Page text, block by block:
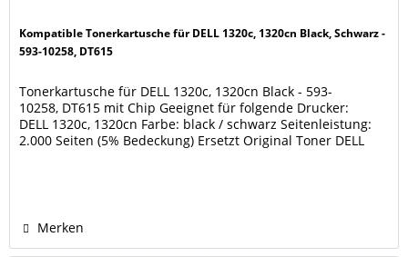
Kompatible Tonerkartusche für DELL 1320c, 1320cn Black, Schwarz -
593-10258, DT615
Tonerkartusche für DELL 1320c, 1320cn Black - 593-
10258, DT615 mit Chip Geeignet für folgende Drucker:
DELL 1320c, 1320cn Farbe: black / schwarz Seitenleistung:
2.000 Seiten (5% Bedeckung) Ersetzt Original Toner DELL
Merken